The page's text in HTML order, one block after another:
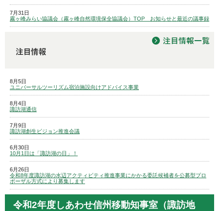
7月31日
霧ヶ峰みらい協議会（霧ヶ峰自然環境保全協議会）TOP お知らせと最近の議事録
8月5日
ユニバーサルツーリズム宿泊施設向けアドバイス事業
8月4日
諏訪湖通信
7月9日
諏訪湖創生ビジョン推進会議
6月30日
10月1日は「諏訪湖の日」！
6月26日
令和8年度諏訪湖の水辺アクティビティ推進事業にかかる委託候補者を公募型プロ
ポーザル方式により募集します
令和2年度しあわせ信州移動知事室（諏訪地